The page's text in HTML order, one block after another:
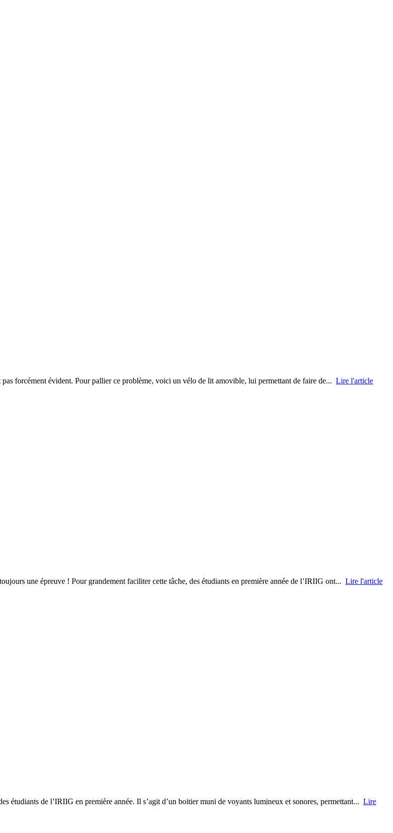
forcément évident. Pour pallier ce problème, voici un vélo de lit amovible, lui permettant de faire de... Lire l'article
une épreuve ! Pour grandement faciliter cette tâche, des étudiants en première année de l’IRIIG ont... Lire l'article
étudiants de l’IRIIG en première année. Il s’agit d’un boitier muni de voyants lumineux et sonores, permettant... Lire